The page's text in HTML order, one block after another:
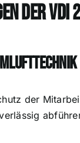
der VDI
der